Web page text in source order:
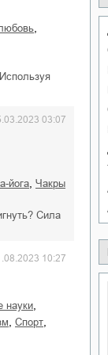
03:07
йога чакры
Сила
10:27
науки
спорт